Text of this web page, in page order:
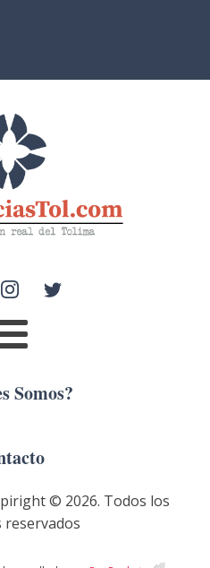
Somos?
© 2026. Todos los
reservados